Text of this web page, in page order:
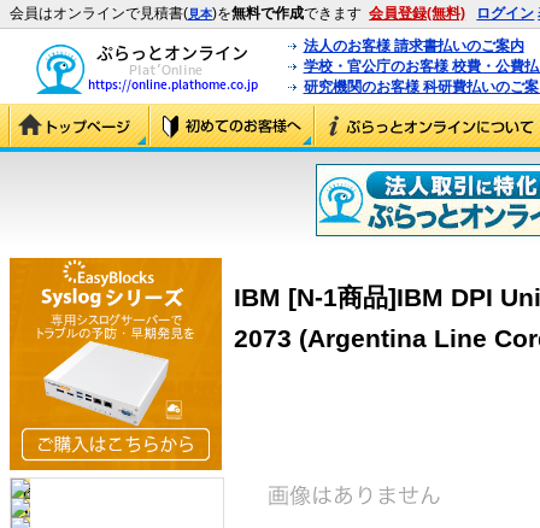
会員はオンラインで見積書(見本)を無料で作成できます 会員登録(無料) ログイン
法人のお客様 請求書払いのご案内
学校・官公庁のお客様 校費・公費
研究機関のお客様 科研費払いのご
IBM [N-1商品]IBM DPI
2073 (Argentina Line